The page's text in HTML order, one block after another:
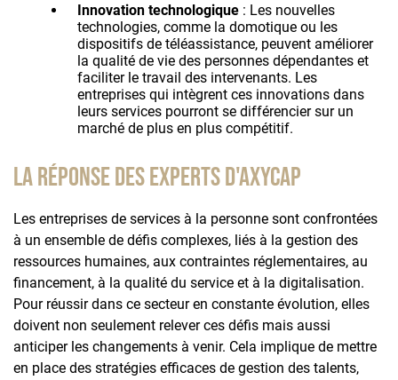
Innovation technologique : Les nouvelles
technologies, comme la domotique ou les
dispositifs de téléassistance, peuvent améliorer
la qualité de vie des personnes dépendantes et
faciliter le travail des intervenants. Les
entreprises qui intègrent ces innovations dans
leurs services pourront se différencier sur un
marché de plus en plus compétitif.
La réponse des experts d'axycap
Les entreprises de services à la personne sont confrontées
à un ensemble de défis complexes, liés à la gestion des
ressources humaines, aux contraintes réglementaires, au
financement, à la qualité du service et à la digitalisation.
Pour réussir dans ce secteur en constante évolution, elles
doivent non seulement relever ces défis mais aussi
anticiper les changements à venir. Cela implique de mettre
en place des stratégies efficaces de gestion des talents,